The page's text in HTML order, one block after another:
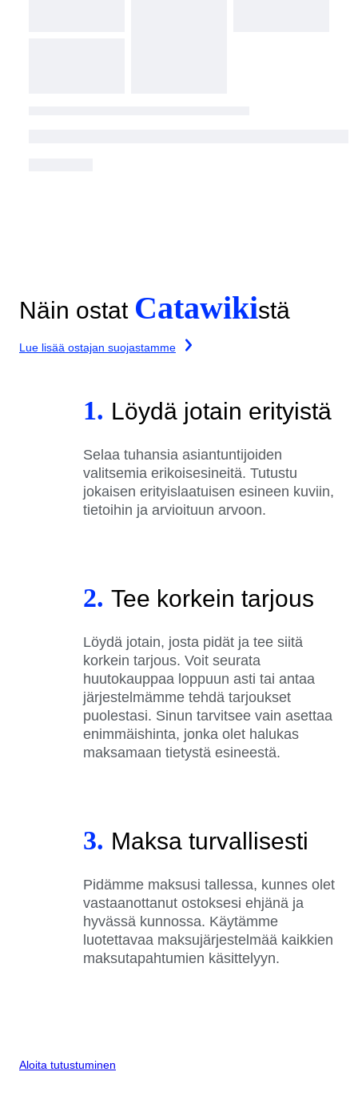
Näin ostat Catawikistä
Lue lisää ostajan suojastamme
1. Löydä jotain erityistä
Selaa tuhansia asiantuntijoiden
valitsemia erikoisesineitä. Tutustu
jokaisen erityislaatuisen esineen kuviin,
tietoihin ja arvioituun arvoon.
2. Tee korkein tarjous
Löydä jotain, josta pidät ja tee siitä
korkein tarjous. Voit seurata
huutokauppaa loppuun asti tai antaa
järjestelmämme tehdä tarjoukset
puolestasi. Sinun tarvitsee vain asettaa
enimmäishinta, jonka olet halukas
maksamaan tietystä esineestä.
3. Maksa turvallisesti
Pidämme maksusi tallessa, kunnes olet
vastaanottanut ostoksesi ehjänä ja
hyvässä kunnossa. Käytämme
luotettavaa maksujärjestelmää kaikkien
maksutapahtumien käsittelyyn.
Aloita tutustuminen